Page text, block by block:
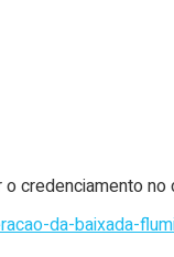
credenciamento no
da-baixada-